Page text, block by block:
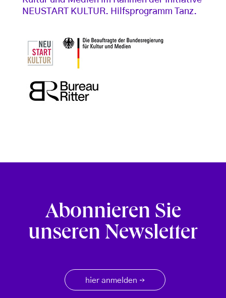
NEUSTART KULTUR. Hilfsprogramm Tanz.
Abonnieren Sie
unseren Newsletter
hier anmelden →